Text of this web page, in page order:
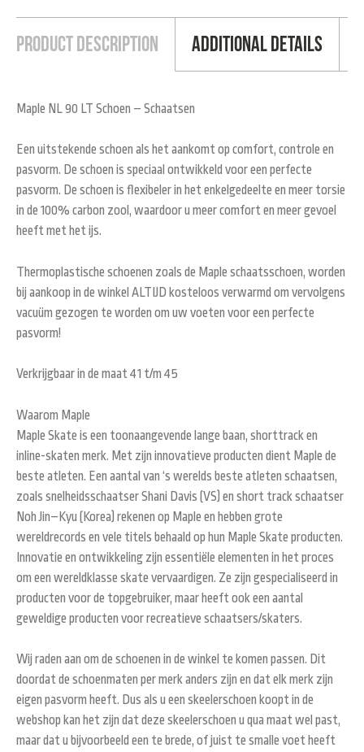
Product Description Additional Details
Maple NL 90 LT Schoen – Schaatsen
Een uitstekende schoen als het aankomt op comfort, controle en
pasvorm. De schoen is speciaal ontwikkeld voor een perfecte
pasvorm. De schoen is flexibeler in het enkelgedeelte en meer torsie
in de 100% carbon zool, waardoor u meer comfort en meer gevoel
heeft met het ijs.
Thermoplastische schoenen zoals de Maple schaatsschoen, worden
bij aankoop in de winkel ALTIJD kosteloos verwarmd om vervolgens
vacuüm gezogen te worden om uw voeten voor een perfecte
pasvorm!
Verkrijgbaar in de maat 41 t/m 45
Waarom Maple
Maple Skate is een toonaangevende lange baan, shorttrack en
inline-skaten merk. Met zijn innovatieve producten dient Maple de
beste atleten. Een aantal van ‘s werelds beste atleten schaatsen,
zoals snelheidsschaatserShani Davis (VS) en short track schaatser
Noh Jin– Kyu (Korea) rekenen op Maple en hebben grote
wereldrecords en vele titels behaald op hun Maple Skate producten.
Innovatie en ontwikkeling zijn essentiële elementen in het proces
om een wereldklasse skate vervaardigen. Ze zijn gespecialiseerd in
producten voorde topgebruiker, maar heeft ook een aantal
geweldige producten voor recreatieve schaatsers/skaters.
Wij raden aan om de schoenen in de winkel te komen passen. Dit
doordat de schoenmaten per merk anders zijn en dat elk merk zijn
eigen pasvorm heeft. Dus als u een skeelerschoen koopt in de
webshop kan het zijn dat deze skeelerschoen u qua maat wel past,
maar dat u bijvoorbeeld een te brede, of juist te smalle voet heeft